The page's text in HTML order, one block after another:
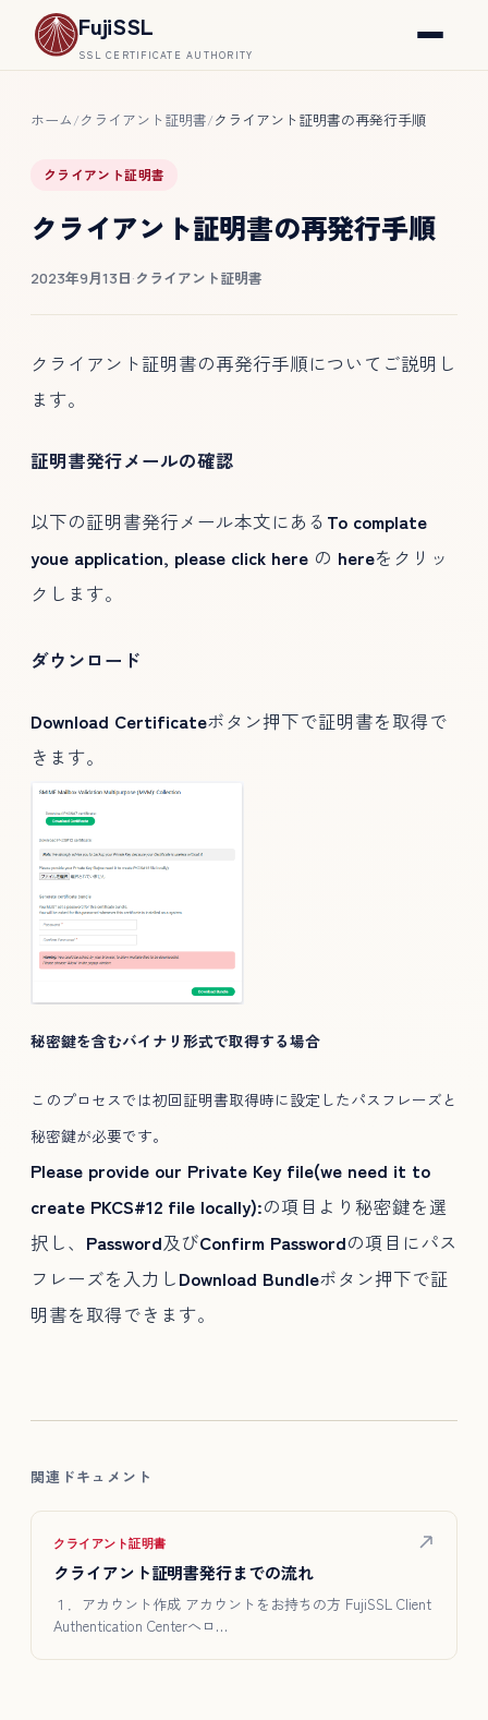
FujiSSL
SSL CERTIFICATE AUTHORITY
ホーム/クライアント証明書/クライアント証明書の再発行手順
クライアント証明書
クライアント証明書の再発行手順
2023年9月13日·クライアント証明書
クライアント証明書の再発行手順についてご説明し
ます。
証明書発行メールの確認
以下の証明書発行メール本文にある To complate
youe application, please click here の hereをクリッ
クします。
ダウンロード
Download Certificateボタン押下で証明書を取得で
きます。
秘密鍵を含むバイナリ形式で取得する場合
このプロセスでは初回証明書取得時に設定したパスフレーズと
秘密鍵が必要です。
Please provide our Private Key file(we need it to
create PKCS#12 file locally):の項目より秘密鍵を選
択し、 Password及びConfirm Passwordの項目にパス
フレーズを入力しDownload Bundleボタン押下で証
明書を取得できます。
関連ドキュメント
クライアント証明書
クライアント証明書発行までの流れ
１．アカウント作成 アカウントをお持ちの方 FujiSSL Client
Authentication Centerへロ…